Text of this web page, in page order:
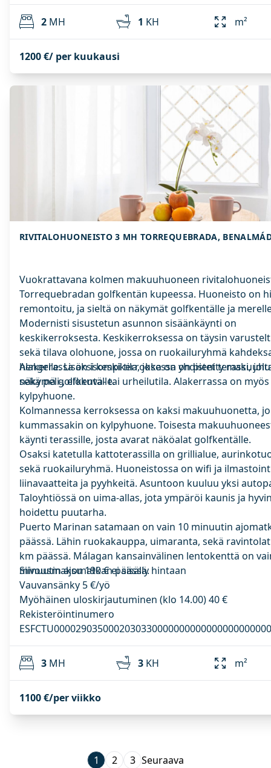
2 MH 1 KH m²
1200 €/ per kuukausi
RIVITALOHUONEISTO 3 MH TORREQUEBRADA,
Vuokrattavana kolmen makuuhuoneen
Torrequebradan golfkentän kupeessa. Huoneisto on
remontoitu, ja sieltä on näkymät golfkentälle ja
Modernisti sisustetun asunnon sisäänkäynti on
keskikerroksesta. Keskikerroksessa on täysin
sekä tilava olohuone, jossa on ruokailuryhmä
hengelle. Lisäksi keskikerroksessa on pieni terassi,
näkymä golfkentälle.
Alakerrassa on isompi tila, joka on yhdistetty
sekä peli-, elokuva- tai urheilutila. Alakerrassa on myös
kylpyhuone.
Kolmannessa kerroksessa on kaksi makuuhuonetta,
kummassakin on kylpyhuone. Toisesta
käynti terassille, josta avarat näköalat golfkentälle.
Osaksi katetulla kattoterassilla on grillialue,
sekä ruokailuryhmä. Huoneistossa on wifi ja
liinavaatteita ja pyyhkeitä. Asuntoon kuuluu yksi
Taloyhtiössä on uima-allas, jota ympäröi kaunis ja
hoidettu puutarha.
Puerto Marinan satamaan on vain 10 minuutin
päässä. Lähin ruokakauppa, uimaranta, sekä
km päässä. Málagan kansainvälinen lentokenttä on
minuutin ajomatkan päässä.
Siivousmaksu 190 € ei sisälly hintaan
Vauvansänky 5 €/yö
Myöhäinen uloskirjautuminen (klo 14.00) 40 €
Rekisteröintinumero
3 MH 3 KH m²
1100 €/per viikko
1 2 3 Seuraava